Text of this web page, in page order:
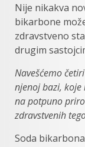
Nije nikakva
bikarbone
zdravstveno
drugim
Navešćemo
njenoj bazi,
na potpuno
zdravstvenih
Soda